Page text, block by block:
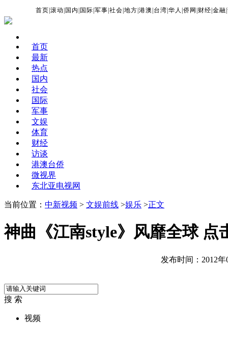
首页 |滚动 国内 国际 |军事 |社会 |地方 |港澳 台湾 |华人 |侨网 财经 |金融 |
首页
最新
热点
国内
社会
国际
军事
文娱
体育
财经
访谈
港澳台侨
微视界
东北亚电视网
当前位置： 中新视频 > 文娱前线 >娱乐 >正文
神曲《江南style》风靡全球 点
发布时间：2012年
搜 索
视频